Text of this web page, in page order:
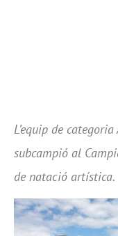
L’equip de
subcampió al
de natació artística.